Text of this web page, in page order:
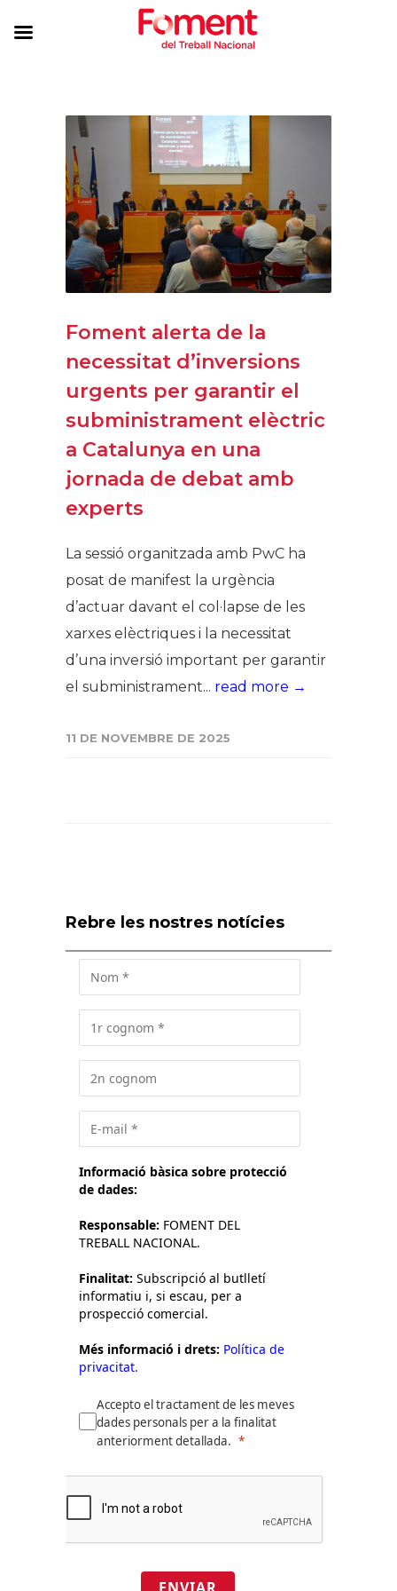
Foment alerta de la
necessitat d’inversions
urgents per garantir el
subministrament elèctric
a Catalunya en una
jornada de debat amb
experts
La sessió organitzada amb PwC ha
posat de manifest la urgència
d’actuar davant el col·lapse de les
xarxes elèctriques i la necessitat
d’una inversió important per garantir
el subministrament... read more →
11 DE NOVEMBRE DE 2025
Rebre les nostres notícies
Informació bàsica sobre protecció
de dades:
Responsable: FOMENT DEL
TREBALL NACIONAL.
Finalitat: Subscripció al butlletí
informatiu i, si escau, per a
prospecció comercial.
Més informació i drets: Política de
privacitat.
Accepto el tractament de les meves
dades personals per a la finalitat
anteriorment detallada.